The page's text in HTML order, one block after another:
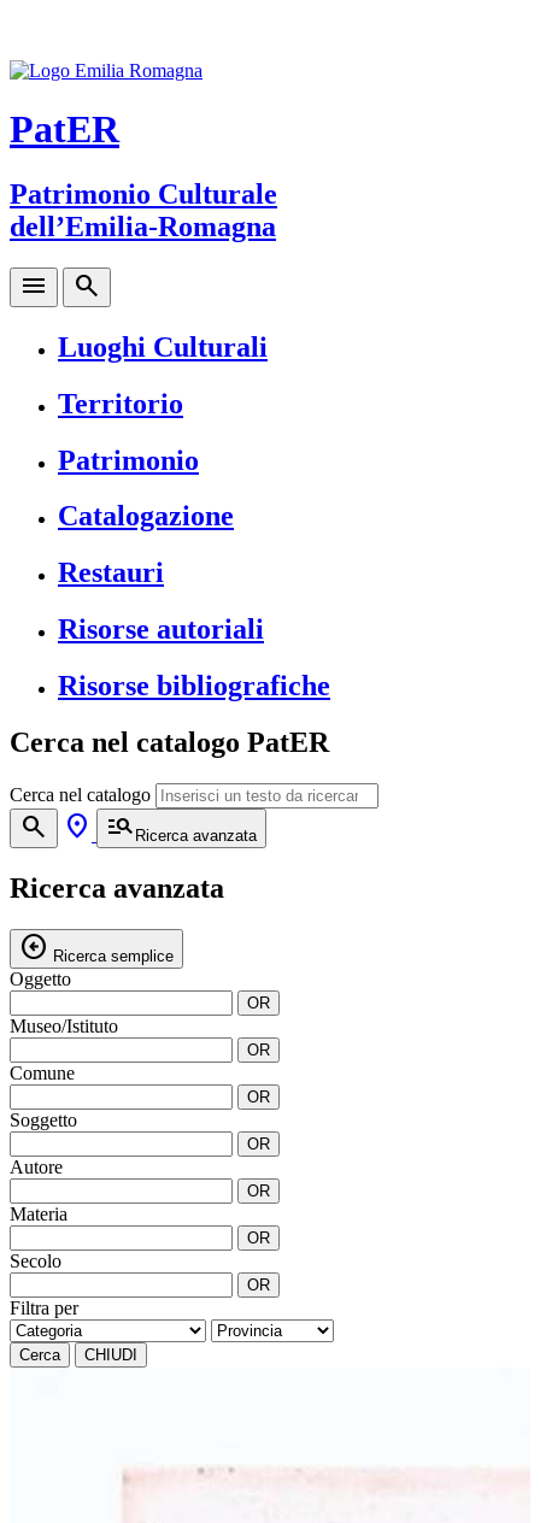
PatER
Patrimonio Culturale
dell’Emilia-Romagna
menu search
Luoghi Culturali
Territorio
Patrimonio
Catalogazione
Restauri
Risorse autoriali
Risorse bibliografiche
Cerca nel catalogo PatER
Cerca nel catalogo
search location_on manage_search Ricerca avanzata
Ricerca avanzata
arrow_circle_left Ricerca semplice
Oggetto
OR
Museo/Istituto
OR
Comune
OR
Soggetto
OR
Autore
OR
Materia
OR
Secolo
OR
Filtra per
Cerca CHIUDI